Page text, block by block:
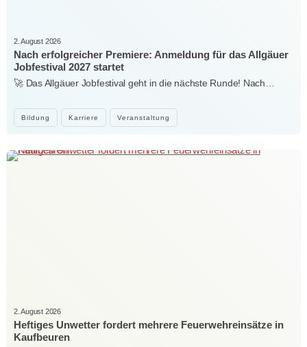
Bildung Karriere Veranstaltung
2. August 2026
Nach erfolgreicher Premiere: Anmeldung für das Allgäuer
Jobfestival 2027 startet
🚀 Das Allgäuer Jobfestival geht in die nächste Runde! Nach…
2. August 2026
Heftiges Unwetter fordert mehrere Feuerwehreinsätze in
Kaufbeuren